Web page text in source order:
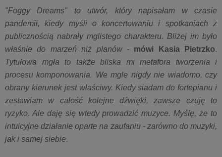
"Foggy Dreams" to utwór, który napisałam w czasie
pandemii, kiedy myśli o koncertowaniu i spotkaniach z
publicznością nabrały mglistego charakteru. Bliżej im było
właśnie do marzeń niż planów - mówi Kasia Pietrzko.
Tytułowa mgła to także bliska mi metafora tworzenia i
procesu komponowania. We mgle nigdy nie wiadomo, czy
obrany kierunek jest właściwy. Kiedy siadam do fortepianu i
zestawiam w całość kolejne dźwięki, zawsze czuję to
ryzyko. Ale daję się wtedy prowadzić muzyce. Myślę, że to
intuicyjne działanie oparte na zaufaniu - zarówno do muzyki,
jak i samej siebie.